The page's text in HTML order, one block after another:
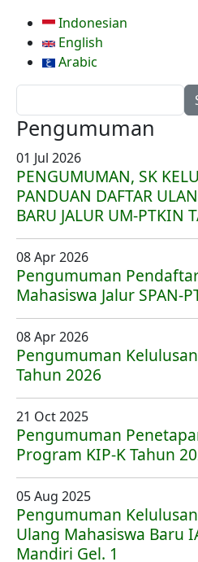
Indonesian
English
Arabic
Pengumuman
01 Jul 2026
PENGUMUMAN, SK
PANDUAN DAFTAR
BARU JALUR UM-PTKIN
08 Apr 2026
Pengumuman
Mahasiswa Jalur SPAN-
08 Apr 2026
Pengumuman Kelulusan
Tahun 2026
21 Oct 2025
Pengumuman
Program KIP-K Tahun
05 Aug 2025
Pengumuman
Ulang Mahasiswa Baru
Mandiri Gel. 1